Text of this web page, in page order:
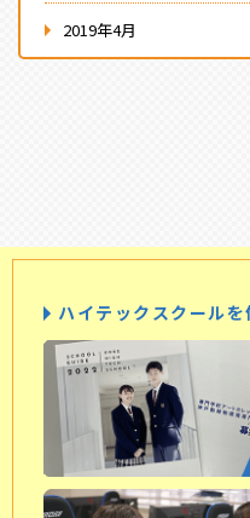
2019年4月
ハイテックスクールを